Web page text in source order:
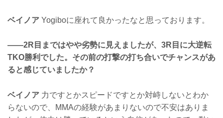
ベイノア Yogiboに座れて良かったなと思っております。
——2R目まではやや劣勢に見えましたが、3R目に大逆転
TKO勝利でした。その前の打撃の打ち合いでチャンスがあ
ると感じていましたか？
ベイノア 力ですとかスピードですとか対峙しないとわか
らないので、MMAの経験があまりないので不安はありま